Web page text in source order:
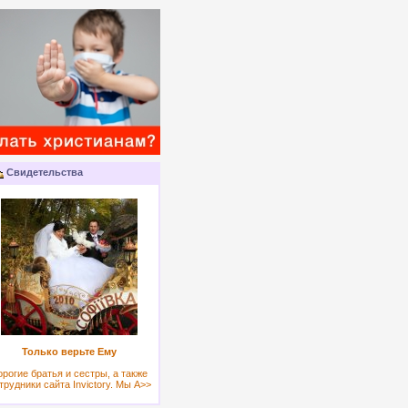
Свидетельства
Только верьте Ему
братья и сестры, а также
сайта Invictory. Мы А>>